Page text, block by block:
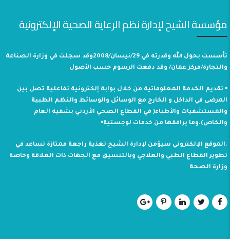
مؤسسة الشيح لإدارة نظم الرعاية الصحية الإلكترونية
تأسست بحول الله وقدرته في 29/نيسان/2008وقد سجلت في وزارة الصناعة
والتجارة/مركز عمان/ وقد دفعت الرسوم حسب الأصول
⦁ تقديم الخدمة المعلوماتية من خلال بوابة إلكترونية تفاعلية تصل بين
المرضى في الداخل و الخارج مع الوسائل والوسائط والنظم الطبية
والمستشفيات والأطباء( في القطاع الصحي الأردني بشقيه العام
والخاص).وما يرافقها من خدمات لوجستية⦁
.الموقع الإلكتروني سيؤمن لإدارة الشيح تغذية راجعة ممتازة تساعد في
تطوير القطاع الطبي والعلاجي وبالتنسيق مع الجهات ذات العلاقة وخاصة
وزارة الصحة